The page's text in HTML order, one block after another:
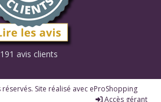
191 avis clients
Site réalisé avec eProShopping
Accès gérant